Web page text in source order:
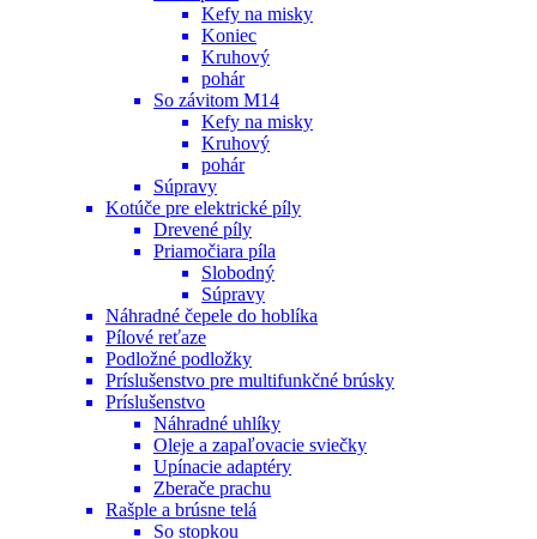
Kefy na misky
Koniec
Kruhový
pohár
So závitom M14
Kefy na misky
Kruhový
pohár
Súpravy
Kotúče pre elektrické píly
Drevené píly
Priamočiara píla
Slobodný
Súpravy
Náhradné čepele do hoblíka
Pílové reťaze
Podložné podložky
Príslušenstvo pre multifunkčné brúsky
Príslušenstvo
Náhradné uhlíky
Oleje a zapaľovacie sviečky
Upínacie adaptéry
Zberače prachu
Rašple a brúsne telá
So stopkou